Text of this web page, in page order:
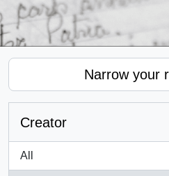
Narrow your
Creator
All